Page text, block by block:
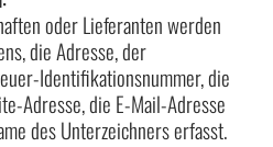
oder Lieferanten werden
die Adresse, der
Identifikationsnummer, die
Adresse, die E-Mail-Adresse
des Unterzeichners erfasst.